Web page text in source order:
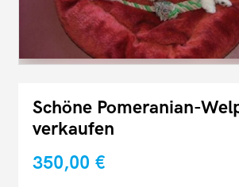
Schöne Pomeranian-
verkaufen
350,00 €